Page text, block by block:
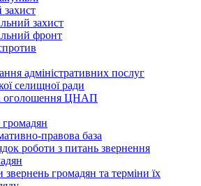
захист
фронт
адміністративних послуг
селищної ради
оголошення ЦНАП
правова база
роботи з питань звернення
громадян та терміни їх